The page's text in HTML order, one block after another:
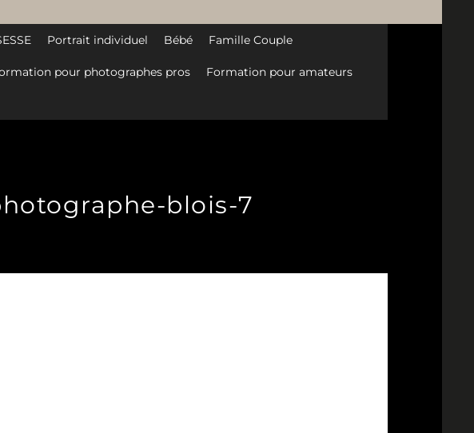
Portrait individuel Bébé Famille Couple
pour photographes pros Formation pour amateurs
blois-7